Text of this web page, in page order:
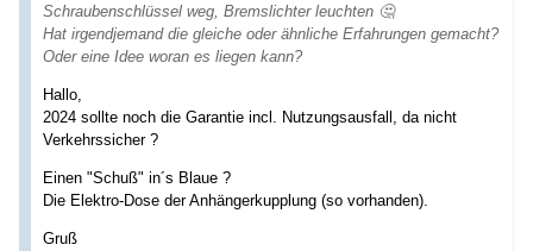
Schraubenschlüssel weg, Bremslichter leuchten 🤔
Hat irgendjemand die gleiche oder ähnliche Erfahrungen gemacht?
Oder eine Idee woran es liegen kann?
Hallo,
2024 sollte noch die Garantie incl. Nutzungsausfall, da nicht
Verkehrssicher ?
Einen "Schuß" in´s Blaue ?
Die Elektro-Dose der Anhängerkupplung (so vorhanden).
Gruß